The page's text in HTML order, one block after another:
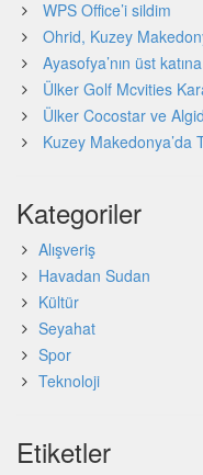
WPS Office’i sildim
Ohrid, Kuzey
Ayasofya’nın üst
Ülker Golf Mcvities
Ülker Cocostar ve
Kuzey Makedonya’da
Kategoriler
Alışveriş
Havadan Sudan
Kültür
Seyahat
Spor
Teknoloji
Etiketler